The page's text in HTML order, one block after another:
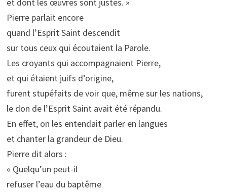
et dont les œuvres sont justes. »
Pierre parlait encore
quand l’Esprit Saint descendit
sur tous ceux qui écoutaient la Parole.
Les croyants qui accompagnaient Pierre,
et qui étaient juifs d’origine,
furent stupéfaits de voir que, même sur les nations,
le don de l’Esprit Saint avait été répandu.
En effet, on les entendait parler en langues
et chanter la grandeur de Dieu.
Pierre dit alors :
« Quelqu’un peut-il
refuser l’eau du baptême